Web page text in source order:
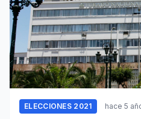
ELECCIONES 2021 hace 5